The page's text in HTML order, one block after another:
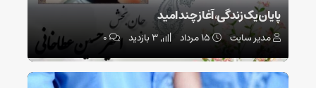
پایان یک زندگی، آغاز چند امید
مدیر سایت ۱۵ مرداد 3 بازدید ۰